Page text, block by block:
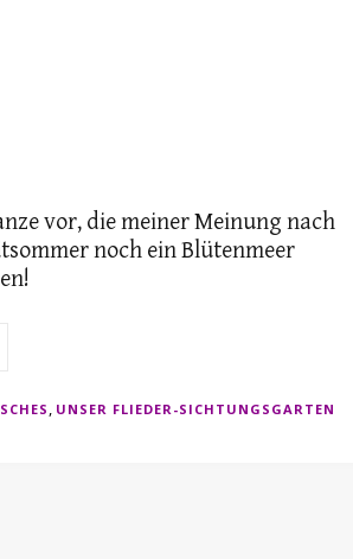
vor, die meiner Meinung nach
noch ein Blütenmeer
, UNSER FLIEDER-SICHTUNGSGARTEN